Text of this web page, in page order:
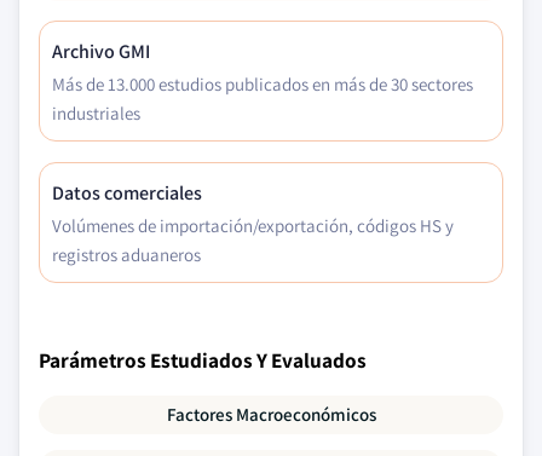
Archivo GMI
Más de 13.000 estudios publicados en más de 30 sectores
industriales
Datos comerciales
Volúmenes de importación/exportación, códigos HS y
registros aduaneros
Parámetros Estudiados Y Evaluados
Factores Macroeconómicos